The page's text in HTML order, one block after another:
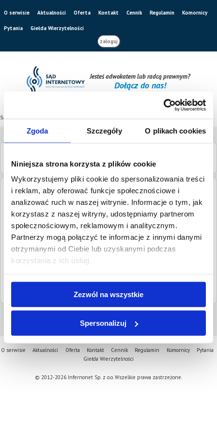
Zgoda Szczegóły O plikach cookies
Niniejsza strona korzysta z plików cookie
Wykorzystujemy pliki cookie do spersonalizowania treści
i reklam, aby oferować funkcje społecznościowe i
analizować ruch w naszej witrynie. Informacje o tym, jak
korzystasz z naszej witryny, udostępniamy partnerom
społecznościowym, reklamowym i analitycznym.
Partnerzy mogą połączyć te informacje z innymi danymi
otrzymanymi od Ciebie lub uzyskanymi podczas
korzystania z ich usług.
Zezwól na wszystkie
Spersonalizuj
O serwisie Aktualności Oferta Kontakt Cennik Regulamin Komornicy
Pytania
Giełda Wierzytelności
zaloguj
Jesteś adwokatem lub radcą prawnym?
Dołącz do nas!
Sąd internetowy
Sąd Rejonowy w Piasecznie
Adres: Tadeusza Kościuszki 14, 05-500 Piaseczno
Numery
kontaktowe:
tel. 22 70 37 897
22 70 37 904
tel. (22) 70 37 800
Adresy email: boi@piaseczno.sr.gov.pl
O serwisie Aktualności Oferta Kontakt Cennik Regulamin Komornicy
Pytania
Giełda Wierzytelności
© 2012-2026 Infernonet Sp. z o.o. Wszelkie prawa zastrzeżone.